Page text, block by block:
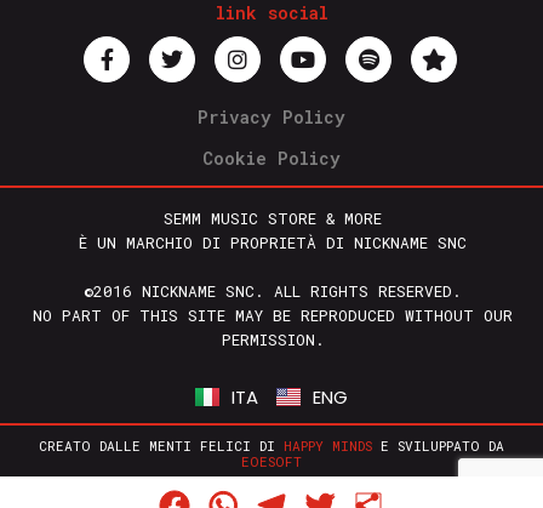
link social
Privacy Policy
Cookie Policy
SEMM MUSIC STORE & MORE
È UN MARCHIO DI PROPRIETÀ DI NICKNAME SNC
©2016 NICKNAME SNC. ALL RIGHTS RESERVED.
NO PART OF THIS SITE MAY BE REPRODUCED WITHOUT OUR
PERMISSION.
ITA ENG
CREATO DALLE MENTI FELICI DI HAPPY MINDS E SVILUPPATO DA
EOESOFT
FacebookWhatsAppTelegram
Twitter